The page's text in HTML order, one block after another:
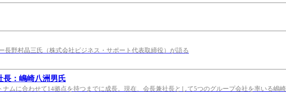
野村晶三氏（株式会社ビジネス・サポート代表取締役）が語る
：嶋崎八洲男氏
ムに合わせて14拠点を持つまでに成長。現在、会長兼社長として5つのグループ会社を率いる嶋